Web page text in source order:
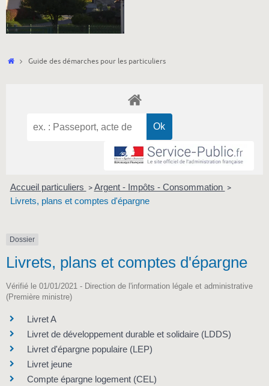
Accueil
Guide des démarches pour les particuliers
Accueil particuliers > Argent - Impôts - Consommation >
Livrets, plans et comptes d'épargne
Dossier
Livrets, plans et comptes d'épargne
Vérifié le 01/01/2021 - Direction de l'information légale et administrative
(Première ministre)
Livret A
Livret de développement durable et solidaire (LDDS)
Livret d'épargne populaire (LEP)
Livret jeune
Compte épargne logement (CEL)